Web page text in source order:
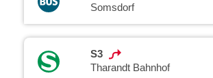
Somsdorf
S3
Tharandt Bahnhof